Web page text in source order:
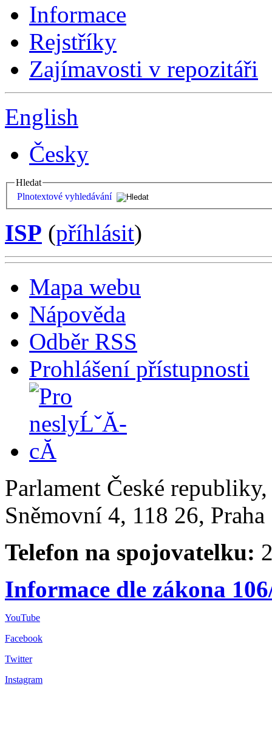
Informace
Rejstříky
Zajímavosti v repozitáři
English
Česky
Hledat
Plnotextové vyhledávání
ISP (příhlásit)
Mapa webu
Nápověda
Odběr RSS
Prohlášení přístupnosti
Parlament České
Sněmovní 4, 118 26,
Telefon na spojovatelku:
Informace dle zákona
YouTube
Facebook
Twitter
Instagram